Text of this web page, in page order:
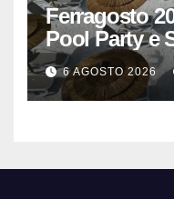
Ferragosto
Pool Party e
mezzanotte
6 AGOSTO 2026